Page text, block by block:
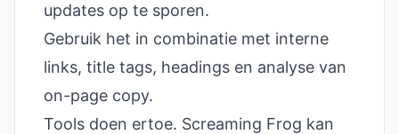
updates op te sporen.
Gebruik het in combinatie met interne
links, title tags, headings en analyse van
on-page copy.
Tools doen ertoe. Screaming Frog kan